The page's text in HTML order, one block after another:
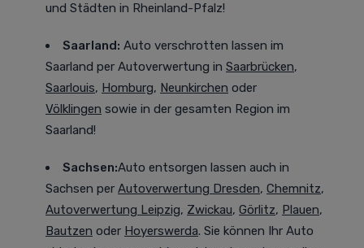
und Städten in Rheinland-Pfalz!
Saarland: Auto verschrotten lassen im
Saarland per Autoverwertung in Saarbrücken,
Saarlouis, Homburg, Neunkirchen oder
Völklingen sowie in der gesamten Region im
Saarland!
Sachsen:Auto entsorgen lassen auch in
Sachsen per Autoverwertung Dresden, Chemnitz,
Autoverwertung Leipzig, Zwickau, Görlitz, Plauen,
Bautzen oder Hoyerswerda. Sie können Ihr Auto